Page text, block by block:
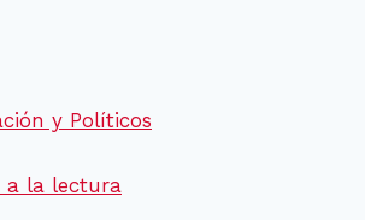
y Políticos
a la lectura